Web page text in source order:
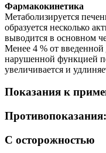
Фармакокинетика
Метаболизируется
образуется несколько
выводится в основном
Менее 4 % от
нарушенной функцией
увеличивается и
Показания к
Противопоказания:
С осторожностью